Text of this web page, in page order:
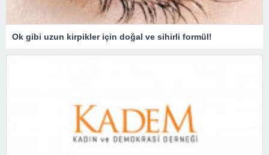
Ok gibi uzun kirpikler için doğal ve sihirli formül!